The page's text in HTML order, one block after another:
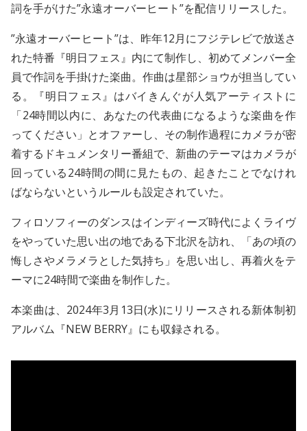
詞を手がけた”永遠オーバーヒート”を配信リリースした。
”永遠オーバーヒート”は、昨年12月にフジテレビで放送さ
れた特番『明日フェス』内にて制作し、初めてメンバー全
員で作詞を手掛けた楽曲。作曲は星部ショウが担当してい
る。『明日フェス』はバイきんぐが人気アーティストに
「24時間以内に、あなたの代表曲になるような楽曲を作
ってください」とオファーし、その制作過程にカメラが密
着するドキュメンタリー番組で、新曲のテーマはカメラが
回っている24時間の間に見たもの、起きたことでなけれ
ばならないというルールも設定されていた。
フィロソフィーのダンスはインディーズ時代によくライヴ
をやっていた思い出の地である下北沢を訪れ、「あの頃の
悔しさやメラメラとした気持ち」を思い出し、再着火をテ
ーマに24時間で楽曲を制作した。
本楽曲は、2024年3月13日(水)にリリースされる新体制初
アルバム『NEW BERRY』にも収録される。